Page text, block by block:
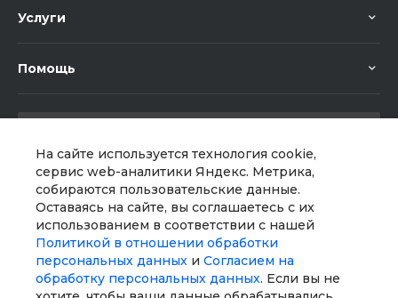
На сайте используется технология cookie,
сервис web-аналитики Яндекс. Метрика,
собираются пользовательские данные.
Оставаясь на сайте, вы соглашаетесь с их
использованием в соответствии с нашей
Политикой в отношении обработки
персональных данных и Согласием на
обработку персональных данных. Если вы не
Услуги
Помощь
Мы в соц. сетях